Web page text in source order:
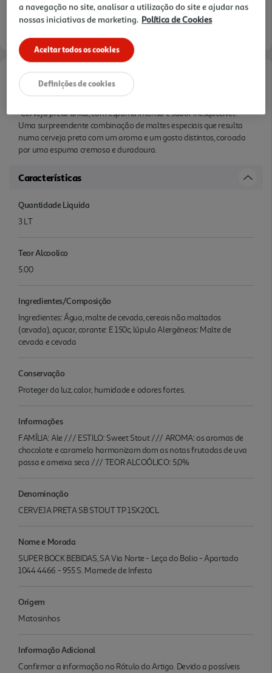
Informações de Marketing
"Cerveja preta única, com espuma intensa e sabor inesquecível."
Uma surpreendente combinação de maltes especiais que resulta
numa cerveja preta com um aroma e um gosto distintos, coroada
por uma espuma cremosa e duradoura.
Características
Quantidade Liquida
3 LT
Teor Alcoolico
5.00
Ingredientes/Composição
Ingredientes: Água, malte de cevada, cereais não maltados
(cevada), açucar, corante: E 150c, lúpulo Alergéneos: Malte de
cevada e cevada
Conservação
Proteger da luz, calor, humidade e odores fortes.
Informações
FAMÍLIA: Ale /// ESTILO: Sweet Stout /// AROMA: os aromas de
chocolate e caramelo harmonizam dom as notas frutadas de uva
passa e ameixa seca /// TEOR ALCOÓLICO: 5,0%
Denominação
CERVEJA PRETA SB STOUT TP 15X20CL
Nome e Morada
SUPER BOCK BEBIDAS, SA Via Norte - Leça do Balio - Apartado
1044 4466 - 955 S. Mamede de Infesta
Origem
Matosinhos
Informação Adicional
Confirmar a informação no Rótulo do Artigo. Devido a possíveis
a navegação no site, analisar a utilização do site e ajudar nas
nossas iniciativas de marketing. Política de Cookies
Aceitar todos os cookies
Definições de cookies